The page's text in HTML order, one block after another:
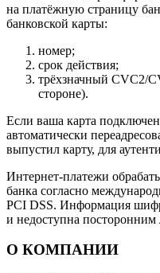
на платёжную страницу
банковской карты:
номер;
срок действия;
трёхзначный CVC2/
стороне).
Если ваша карта
автоматически
выпустил карту, для
Интернет-платежи
банка согласно
PCI DSS. Информация
и недоступна посторонним
О КОМПАНИИ